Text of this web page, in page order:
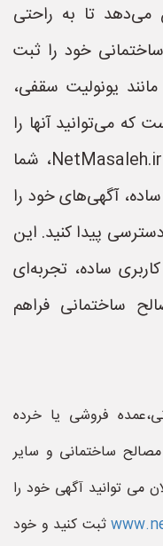
تا به راحتی
خود را ثبت
یونولیت سقفی،
می‌توانید آنها را
به نمایش بگذارید. با استفاده از NetMasaleh.ir، شما
آگهی‌های خود را
پیدا کنید. این
ساده، تجربه‌ای
ساختمانی فراهم
فروشی یا خرده
ساختمانی و سایر
می توانید آگهی خود را
ثبت کنید و خود